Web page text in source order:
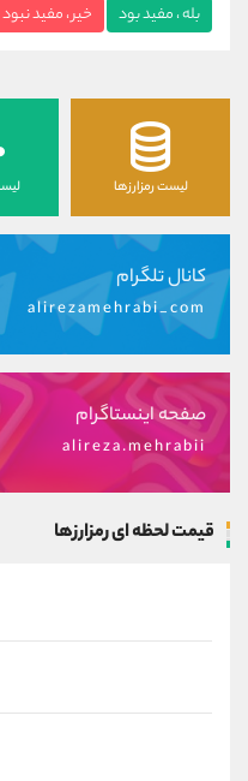
بله ، مفید بود خیر ، مفید نبود
لیست رمزارزها
کانال تلگرام
alirezamehrabi_com
صفحه اینستاگرام
alireza.mehrabii
قیمت لحظه ای رمزارزها